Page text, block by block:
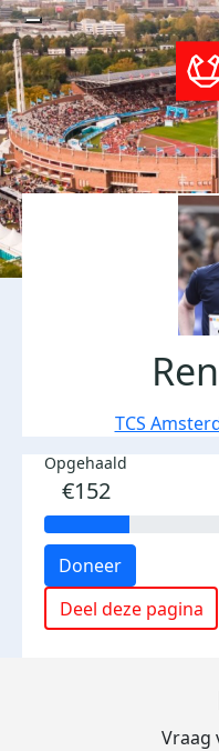
TCS
Opgehaald
€152
Doneer
Deel deze pagina
Vraag